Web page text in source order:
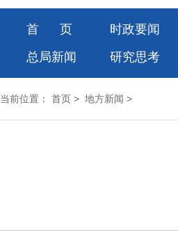
首 页 时政要闻
总局新闻
研究思考
当前位置： 首页 > 地方新闻 >